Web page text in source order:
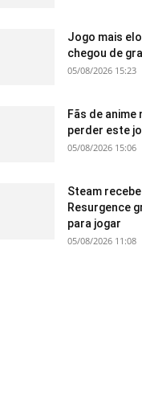
Jogo mais
chegou de
05/08/2026 15:23
Fãs de anime
perder este
05/08/2026 15:06
Steam
Resurgence
para jogar
05/08/2026 11:08